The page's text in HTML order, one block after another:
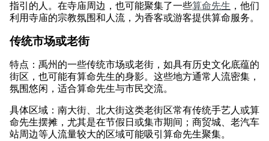
指引的人。在寺庙周边，也可能聚集了一些算命先生 ，他们
利用寺庙的宗教氛围和人流，为香客或游客提供算命服务。
传统市场或老街
特点：禹州的一些传统市场或老街，如具有历史文化底蕴的
街区，也可能有算命先生的身影。这些地方通常人流密集，
氛围悠闲，适合算命先生与市民交流。
具体区域：南大街、北大街这类老街区常有传统手艺人或算
命先生摆摊，尤其是在节假日或集市期间；商贸城、老汽车
站周边等人流量较大的区域可能吸引算命先生聚集。